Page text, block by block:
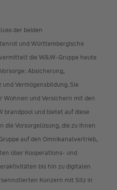
der beiden
und Württembergische
die W&W-Gruppe heute
Absicherung,
Vermögensbildung. Sie
Wohnen und Versichern mit den
und bietet auf diese
die Vorsorgelösung, die zu ihnen
auf den Omnikanalvertrieb,
über Kooperations- und
bis hin zu digitalen
Konzern mit Sitz in